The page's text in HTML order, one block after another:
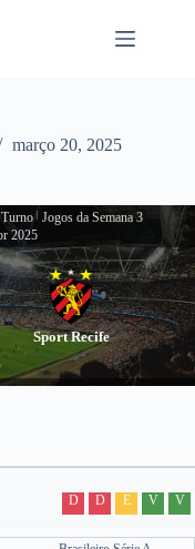
março 20, 2025
Jogos da Semana 3
2025
Sport Recife
D D E V V